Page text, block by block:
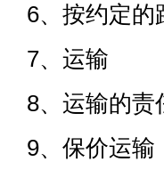
6、按约定的
7、运输
8、运输的责
9、保价运输